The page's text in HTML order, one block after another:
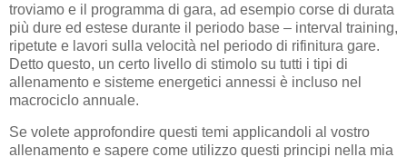
troviamo e il programma di gara, ad esempio corse di durata
più dure ed estese durante il periodo base – interval training,
ripetute e lavori sulla velocità nel periodo di rifinitura gare.
Detto questo, un certo livello di stimolo su tutti i tipi di
allenamento e sisteme energetici annessi è incluso nel
macrociclo annuale.
Se volete approfondire questi temi applicandoli al vostro
allenamento e sapere come utilizzo questi principi nella mia